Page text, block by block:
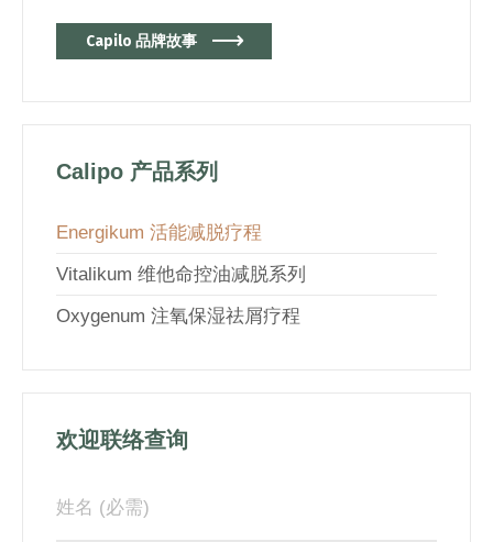
Capilo 品牌故事
Calipo 产品系列
Energikum 活能减脱疗程
Vitalikum 维他命控油减脱系列
Oxygenum 注氧保湿祛屑疗程
欢迎联络查询